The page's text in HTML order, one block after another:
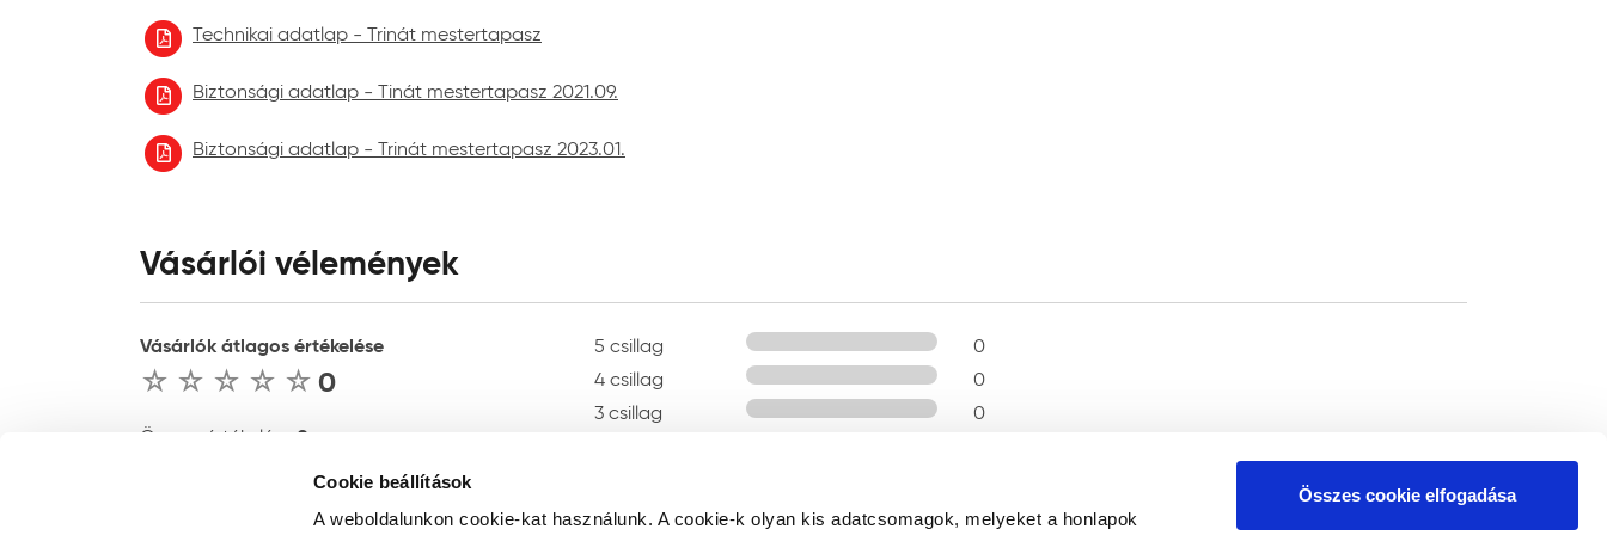
Cookie beállítások
A weboldalunkon cookie-kat használunk. A cookie-k olyan kis adatcsomagok, melyeket a honlapok
Összes cookie elfogadása
Technikai adatlap - Trinát mestertapasz
Biztonsági adatlap - Tinát mestertapasz 2021.09.
Biztonsági adatlap - Trinát mestertapasz 2023.01.
Vásárlói vélemények
Vásárlók átlagos értékelése
0
Összes értékelés : 0
ÉRTÉKELÉS ÍRÁSA
5 csillag
0
4 csillag
0
3 csillag
0